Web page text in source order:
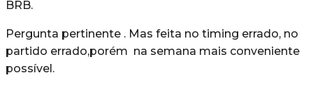
BRB.
Pergunta pertinente . Mas feita no timing errado, no
partido errado,porém na semana mais conveniente
possível.